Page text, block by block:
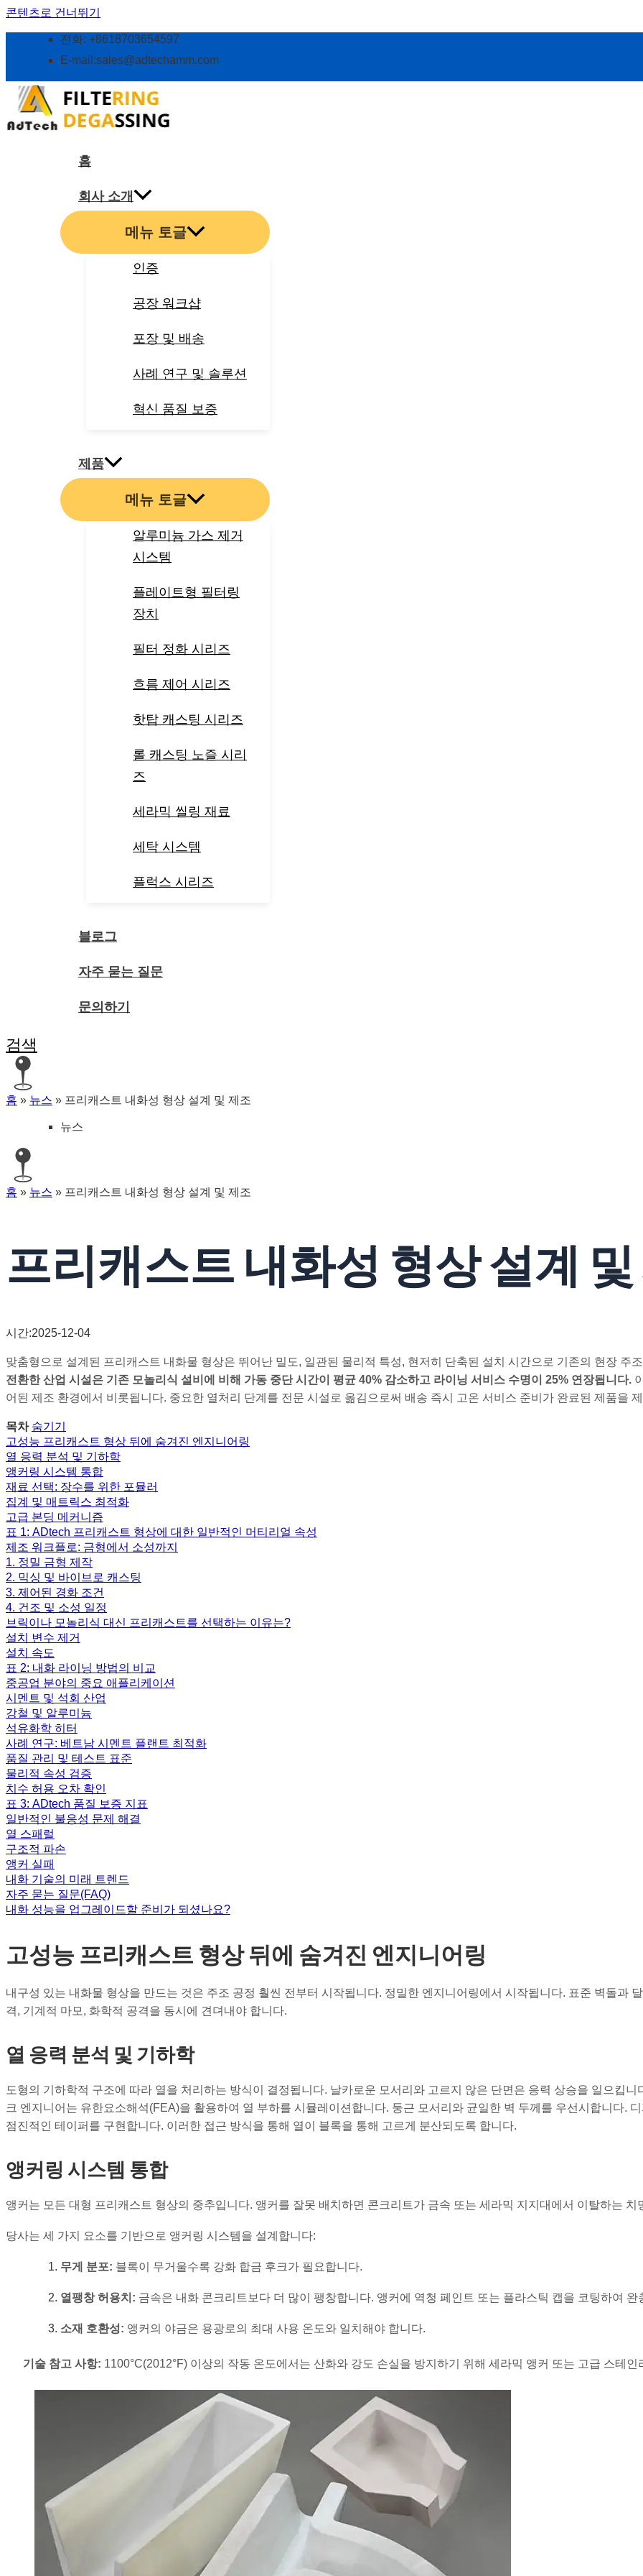
콘텐츠로 건너뛰기
전화: +8618703654597
E-mail:sales@adtechamm.com
홈
회사 소개
메뉴 토글
인증
공장 워크샵
포장 및 배송
사례 연구 및 솔루션
혁신 품질 보증
제품
메뉴 토글
알루미늄 가스 제거
시스템
플레이트형 필터링
장치
필터 정화 시리즈
흐름 제어 시리즈
핫탑 캐스팅 시리즈
롤 캐스팅 노즐 시리
즈
세라믹 씰링 재료
세탁 시스템
플럭스 시리즈
블로그
자주 묻는 질문
문의하기
검색
홈 » 뉴스 » 프리캐스트 내화성 형상 설계 및 제조
뉴스
홈 » 뉴스 » 프리캐스트 내화성 형상 설계 및 제조
프리캐스트 내화성 형상 설계
시간:2025-12-04
맞춤형으로 설계된 프리캐스트 내화물 형상은 뛰어난 밀도, 일관된 물리적 특성, 현저히 단축된 설치 시간으로 기존의 현장 주
전환한 산업 시설은 기존 모놀리식 설비에 비해 가동 중단 시간이 평균 40% 감소하고 라이닝 서비스 수명이 25% 연장됩니다.
어된 제조 환경에서 비롯됩니다. 중요한 열처리 단계를 전문 시설로 옮김으로써 배송 즉시 고온 서비스 준비가 완료된 제품을
목차 숨기기
고성능 프리캐스트 형상 뒤에 숨겨진 엔지니어링
열 응력 분석 및 기하학
앵커링 시스템 통합
재료 선택: 장수를 위한 포뮬러
집계 및 매트릭스 최적화
고급 본딩 메커니즘
표 1: ADtech 프리캐스트 형상에 대한 일반적인 머티리얼 속성
제조 워크플로: 금형에서 소성까지
1. 정밀 금형 제작
2. 믹싱 및 바이브로 캐스팅
3. 제어된 경화 조건
4. 건조 및 소성 일정
브릭이나 모놀리식 대신 프리캐스트를 선택하는 이유는?
설치 변수 제거
설치 속도
표 2: 내화 라이닝 방법의 비교
중공업 분야의 중요 애플리케이션
시멘트 및 석회 산업
강철 및 알루미늄
석유화학 히터
사례 연구: 베트남 시멘트 플랜트 최적화
품질 관리 및 테스트 표준
물리적 속성 검증
치수 허용 오차 확인
표 3: ADtech 품질 보증 지표
일반적인 불응성 문제 해결
열 스패럴
구조적 파손
앵커 실패
내화 기술의 미래 트렌드
자주 묻는 질문(FAQ)
내화 성능을 업그레이드할 준비가 되셨나요?
고성능 프리캐스트 형상 뒤에 숨겨진 엔지니어링
내구성 있는 내화물 형상을 만드는 것은 주조 공정 훨씬 전부터 시작됩니다. 정밀한 엔지니어링에서 시작됩니다. 표준 벽돌과
격, 기계적 마모, 화학적 공격을 동시에 견뎌내야 합니다.
열 응력 분석 및 기하학
도형의 기하학적 구조에 따라 열을 처리하는 방식이 결정됩니다. 날카로운 모서리와 고르지 않은 단면은 응력 상승을 일으킵
크 엔지니어는 유한요소해석(FEA)을 활용하여 열 부하를 시뮬레이션합니다. 둥근 모서리와 균일한 벽 두께를 우선시합니다.
점진적인 테이퍼를 구현합니다. 이러한 접근 방식을 통해 열이 블록을 통해 고르게 분산되도록 합니다.
앵커링 시스템 통합
앵커는 모든 대형 프리캐스트 형상의 중추입니다. 앵커를 잘못 배치하면 콘크리트가 금속 또는 세라믹 지지대에서 이탈하는
당사는 세 가지 요소를 기반으로 앵커링 시스템을 설계합니다:
무게 분포: 블록이 무거울수록 강화 합금 후크가 필요합니다.
열팽창 허용치: 금속은 내화 콘크리트보다 더 많이 팽창합니다. 앵커에 역청 페인트 또는 플라스틱 캡을 코팅하여 완
소재 호환성: 앵커의 야금은 용광로의 최대 사용 온도와 일치해야 합니다.
기술 참고 사항: 1100°C(2012°F) 이상의 작동 온도에서는 산화와 강도 손실을 방지하기 위해 세라믹 앵커 또는 고급 스테